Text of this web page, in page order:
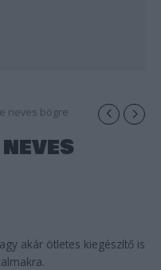
neves bögre
akár ötletes kiegészítő is